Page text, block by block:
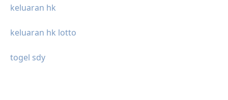
keluaran hk
keluaran hk lotto
togel sdy